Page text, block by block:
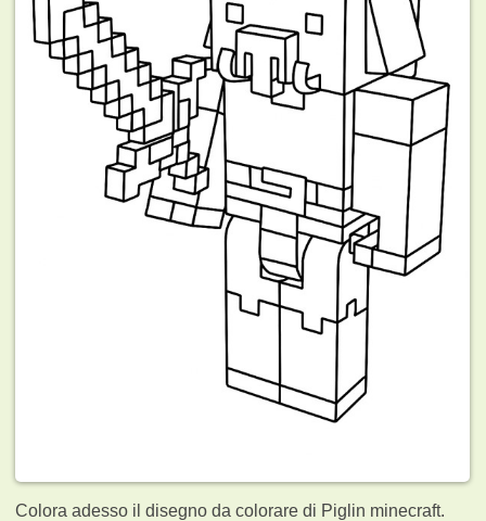
Colora adesso il disegno da colorare di Piglin minecraft.